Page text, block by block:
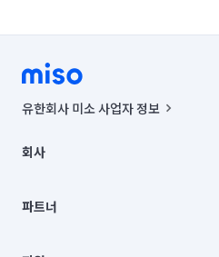
유한회사 미소 사업자 정보
00019 |
주소 | 본사: 서울특별시 종로구 율곡로
컨택센터 : 서울특별시 종로구 수송동
회사
채용
파트너